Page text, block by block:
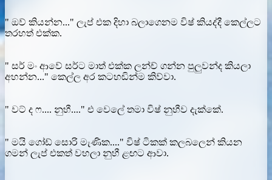
" ඔව් කියන්න..." ලැප් එක දිහා බලාගෙනම විෂ් කියද්දී කෙල්ලට
තරහත් එක්ක.
" සර් මං ආවේ සර්ට මාත් එක්ක ලන්ච් ගන්න පුලුවන්ද කියලා
අහන්න..." කෙල්ල අර කටහඬින්ම කිව්වා.
" වට් ද ෆ.... නුහී...." එ වෙලේ තමා විෂ් නුහීව දැක්කේ.
" මයි ගෝඩ් සොරි මැණික...." විෂ් ටිකක් කලබලෙන් කියන
ගමන් ලැප් එකත් වහලා නුහී ළඟට ආවා.